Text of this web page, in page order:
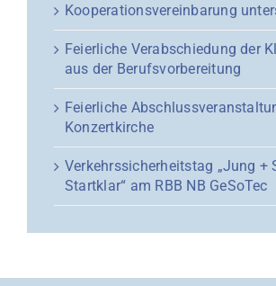
Kooperationsvereinbarung
Feierliche Verabschiedung der
aus der Berufsvorbereitung
Feierliche
Konzertkirche
Verkehrssicherheitstag „Jung +
Startklar“ am RBB NB GeSoTec